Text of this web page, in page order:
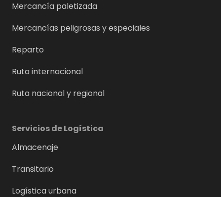
Mercancía paletizada
Mercancías peligrosas y especiales
Reparto
Ruta internacional
Ruta nacional y regional
Servicios de Logística
Almacenaje
Transitario
Logística urbana